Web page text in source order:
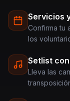
Servicios
Confirma tu
los
Setlist
Lleva las